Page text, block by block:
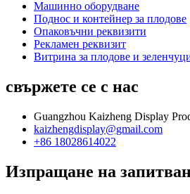
Машинно оборудване
Поднос и контейнер за плодове
Опаковъчни реквизити
Рекламен реквизит
Витрина за плодове и
свържете се с нас
Guangzhou Kaizheng Display
kaizhengdisplay@gmail.com
+86 18028614022
Изпращане на